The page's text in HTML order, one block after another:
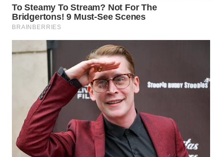
WN
LABUHANBATU
TAPANULI
WN DELI
SERDANG
WN
TEBING
TINGGI